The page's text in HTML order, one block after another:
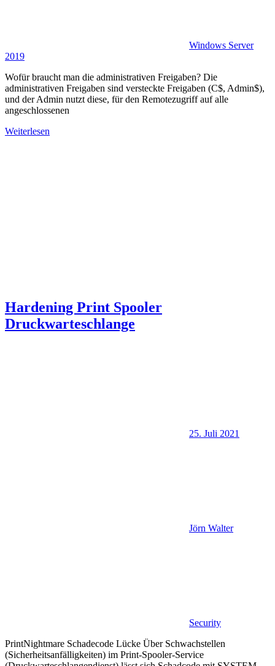
Windows Server
2019
Wofür braucht man die administrativen Freigaben? Die
administrativen Freigaben sind versteckte Freigaben (C$, Admin$),
und der Admin nutzt diese, für den Remotezugriff auf alle
angeschlossenen
Weiterlesen
Hardening Print Spooler
Druckwarteschlange
25. Juli 2021
Jörn Walter
Security
PrintNightmare Schadecode Lücke Über Schwachstellen
(Sicherheitsanfälligkeiten) im Print-Spooler-Service